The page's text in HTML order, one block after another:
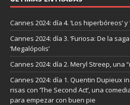
Cannes 2024: día 4. ‘Los hiperbóreos’ y
Cannes 2024: día 3. ‘Furiosa: De la saga
‘Megalópolis’
Cannes 2024: día 2. Meryl Streep, una
Cannes 2024: día 1. Quentin Dupieux
risas con ‘The Second Act’, una
para empezar con buen pie